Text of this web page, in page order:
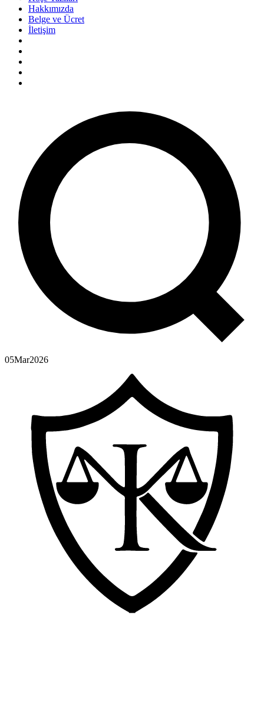
Hakkımızda
Belge ve Ücret
İletişim
05Mar2026